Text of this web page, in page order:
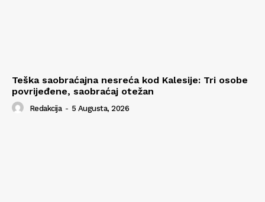
Teška saobraćajna nesreća kod Kalesije: Tri osobe
povrijeđene, saobraćaj otežan
Redakcija - 5 Augusta, 2026